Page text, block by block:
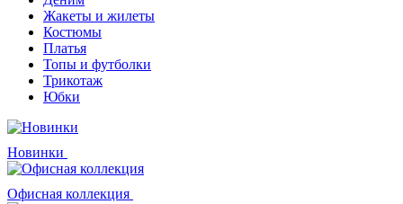
Жакеты и жилеты
Костюмы
Платья
Топы и футболки
Трикотаж
Юбки
Новинки
Офисная коллекция